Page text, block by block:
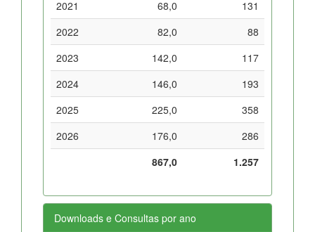
2021
68,0
131
2022
82,0
88
2023
142,0
117
2024
146,0
193
2025
225,0
358
2026
176,0
286
867,0
1.257
Downloads e Consultas por ano